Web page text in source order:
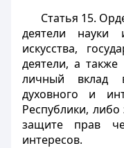
Статья 15.
деятели науки
искусства,
деятели, а
личный вклад
духовного и
Республики,
защите прав
интересов.